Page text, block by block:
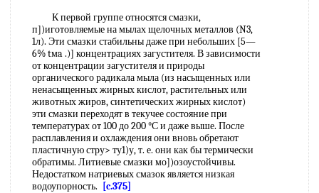
К первой группе относятся смазки,
п])иготовляемые на мылах щелочных металлов (N3,
1л). Эти смазки стабильны даже при небольших [5—
6% tмa .)] концентрациях загустителя. В зависимости
от концентрации загустителя и природы
органического радикала мыла (из насыщенных или
ненасыщенных жирных кислот, растительных или
животных жиров, синтетических жирных кислот)
эти смазки переходят в текучее состояние при
температурах от 100 до 200 °С и даже выше. После
расплавления и охлаждения они вновь обретают
пластичную стру> ту1)у, т. е. они как бы термически
обратимы. Литиевые смазки мо])озоустойчивы.
Недостатком натриевых смазок является низкая
водоупорность.
[c.375]